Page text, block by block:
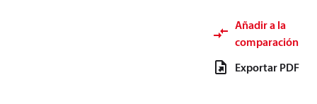
Añadir a la
comparación
Exportar PDF